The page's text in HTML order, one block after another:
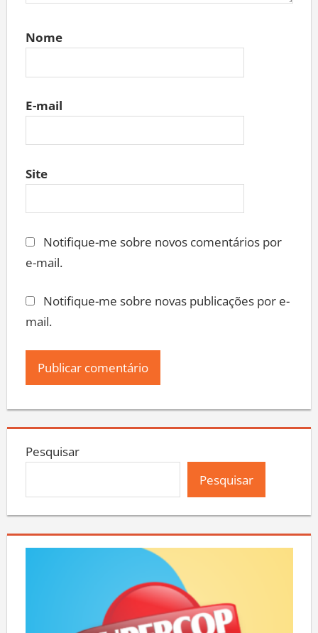
Nome
E-mail
Site
Notifique-me sobre novos comentários por
e-mail.
Notifique-me sobre novas publicações por e-
mail.
Pesquisar
Pesquisar